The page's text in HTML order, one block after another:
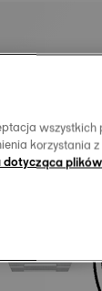
korzystania
dotycząca